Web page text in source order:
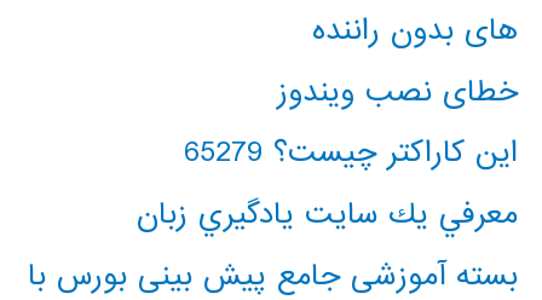
های بدون راننده
خطای نصب ویندوز
این کاراکتر چیست؟ 65279
معرفي يك سايت يادگيري زبان
بسته آموزشی جامع پیش بینی بورس با